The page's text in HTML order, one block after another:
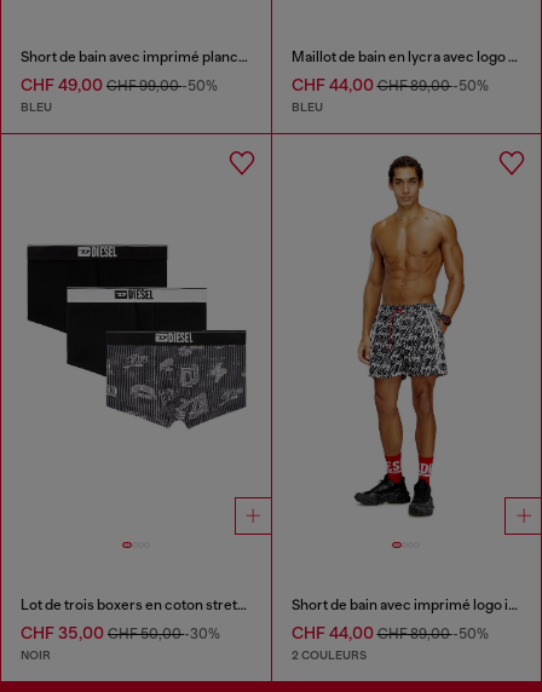
Short de bain avec imprimé planches de surf intégral
CHF 49,00 CHF 99,00-50%
BLEU
Maillot de bain en lycra avec logo au dos
CHF 44,00CHF 89,00-50%
BLEU
Lot de trois boxers en coton stretch avec imprimé intégral
CHF 35,00 CHF 50,00-30%
NOIR
Short de bain avec imprimé logo intégral
CHF 44,00CHF 89,00-50%
2 COULEURS